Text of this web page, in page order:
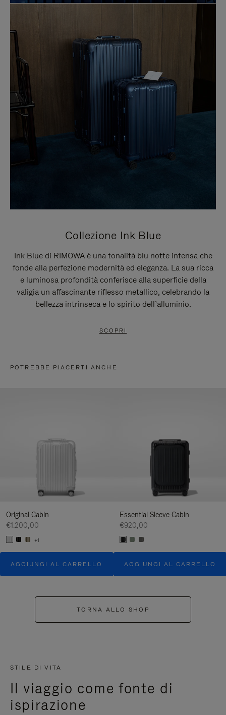
Collezione Ink Blue
Ink Blue di RIMOWA è una tonalità blu notte intensa che
fonde alla perfezione modernità ed eleganza. La sua ricca
e luminosa profondità conferisce alla superficie della
valigia un affascinante riflesso metallico, celebrando la
bellezza intrinseca e lo spirito dell’alluminio.
SCOPRI
POTREBBE PIACERTI ANCHE
Original Cabin
€1.200,00
+1
AGGIUNGI AL CARRELLO
Essential Sleeve Cabin
€920,00
AGGIUNGI AL CARRELLO
TORNA ALLO SHOP
STILE DI VITA
Il viaggio come fonte di
ispirazione